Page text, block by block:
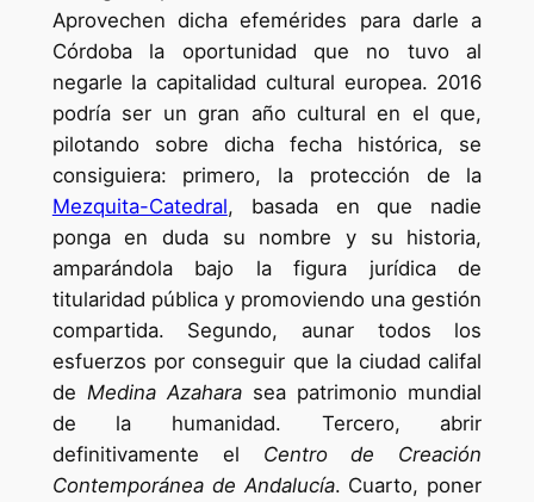
Aprovechen dicha efemérides para darle a
Córdoba la oportunidad que no tuvo al
negarle la capitalidad cultural europea. 2016
podría ser un gran año cultural en el que,
pilotando sobre dicha fecha histórica, se
consiguiera: primero, la protección de la
Mezquita-Catedral, basada en que nadie
ponga en duda su nombre y su historia,
amparándola bajo la figura jurídica de
titularidad pública y promoviendo una gestión
compartida. Segundo, aunar todos los
esfuerzos por conseguir que la ciudad califal
de Medina Azaharasea patrimonio mundial
de la humanidad. Tercero, abrir
definitivamente el Centro de Creación
Contemporánea de Andalucía. Cuarto, poner